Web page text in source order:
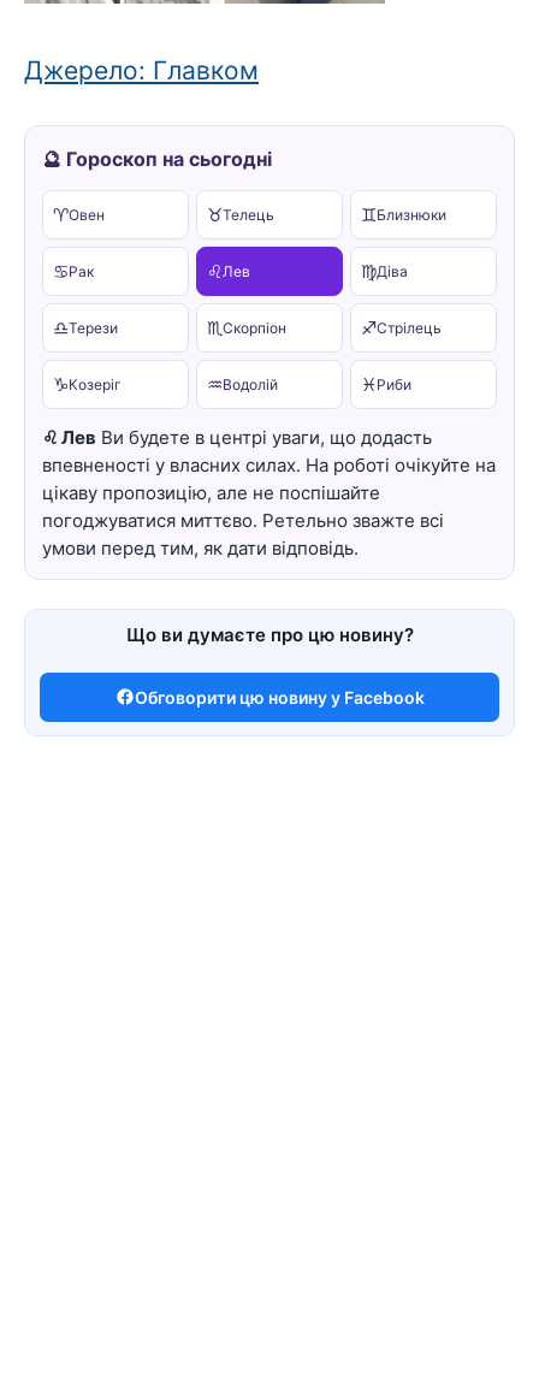
Джерело: Главком
🔮 Гороскоп на сьогодні
♈Овен ♉Телець ♊Близнюки
♋Рак ♌ Лев ♍Діва
♎Терези ♏Скорпіон ♐Стрілець
♑Козеріг ♒Водолій ♓ Риби
♌ Лев Ви будете в центрі уваги, що додасть
впевненості у власних силах. На роботі очікуйте на
цікаву пропозицію, але не поспішайте
погоджуватися миттєво. Ретельно зважте всі
умови перед тим, як дати відповідь.
Що ви думаєте про цю новину?
Обговорити цю новину у Facebook